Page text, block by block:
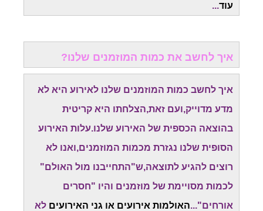
עוד...
איך לחשב את כמות המוזמנים שלנו?
איך לחשב כמות המוזמנים שלנו לאירוע היא לא
מדע מדוייק,ועם זאת,הצלחתו היא קריטית
בהוצאה הכספית של האירוע שלנו.עלות האירוע
הסופית שלנו נגזרת מכמות המוזמנים,ואנו לא
רוצים להגיע לתוצאה,ש"התחייבנו מול האולם"
לכמות מסויימת של מוזמנים והיו "חסרים
אורחים"...האולמות אירועים או גני האירועים לא